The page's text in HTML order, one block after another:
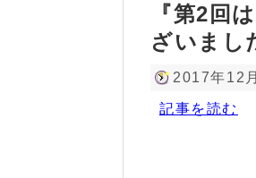
『第2回
ざいまし
2017年12
記事を読む